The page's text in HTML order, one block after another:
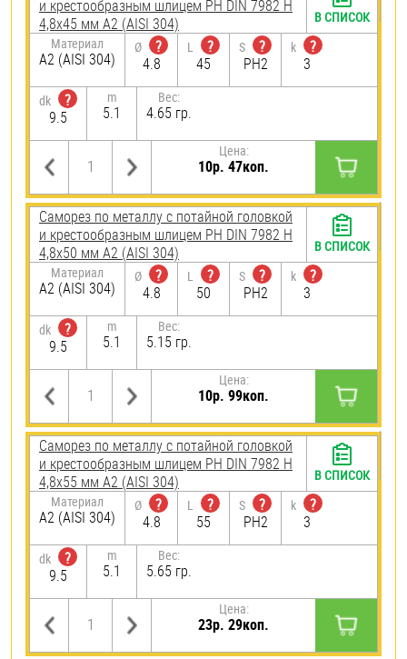
и крестообразным шлицем PH DIN 7982 H
4,8х45 мм А2 (AISI 304)
Материал
А2 (AISI 304)
Ø
?
4.8
L
?
45
S
?
PH2
k
?
3
dk
?
9.5
m
5.1
Вес:
4.65 гр.
Цена:
10р. 47коп.
В СПИСОК
Саморез по металлу с потайной головкой
и крестообразным шлицем PH DIN 7982 H
4,8х50 мм А2 (AISI 304)
Материал
А2 (AISI 304)
Ø
?
4.8
L
?
50
S
?
PH2
k
?
3
dk
?
9.5
m
5.1
Вес:
5.15 гр.
Цена:
10р. 99коп.
В СПИСОК
Саморез по металлу с потайной головкой
и крестообразным шлицем PH DIN 7982 H
4,8х55 мм А2 (AISI 304)
Материал
А2 (AISI 304)
Ø
?
4.8
L
?
55
S
?
PH2
k
?
3
dk
?
9.5
m
5.1
Вес:
5.65 гр.
Цена:
23р. 29коп.
В СПИСОК